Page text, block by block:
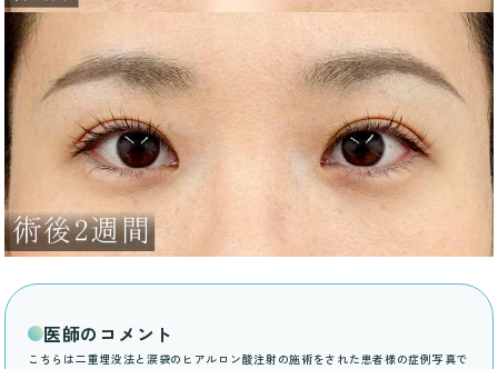
医師のコメント
こちらは二重埋没法と涙袋のヒアルロン酸注射の施術をされた患者様の症例写真で